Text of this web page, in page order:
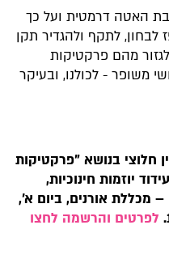
האטה דרמטית ועל כך
לבחון, לתקף ולהגדיר תקן
מהם פרקטיקות
משופר - לכולנו, ובעיקר
חלוצי בנושא "פרקטיקות
יוזמות חינוכיות,
ק.מ.ה – מכללת אורנים, ביום א',
לפרטים והרשמה לחצו